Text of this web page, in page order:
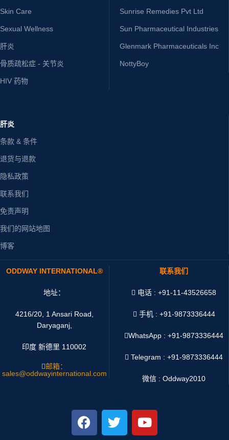
Skin Care
Sexual Wellness
肝炎
骨质疏松症 - 关节炎
HIV 药物
Sunrise Remedies Pvt Ltd
Sun Pharmaceutical Industries
Glenmark Pharmaceuticals Inc
NottyBoy
肝炎
条款 & 条件
退货与退款
隐私政策
联系我们
免责声明
我们的网站地图
博客
ODDWAY INTERNATIONAL®
地址：
4216/20, 1 Ansari Road,
Daryaganj,
印度 新德里 110002
邮箱：
sales@oddwayinternational.com
联系我们
电话 : +91-11-43526658
手机 : +91-9873336444
WhatsApp :+91-9873336444
Telegram : +91-9873336444
微信 : Oddway2010